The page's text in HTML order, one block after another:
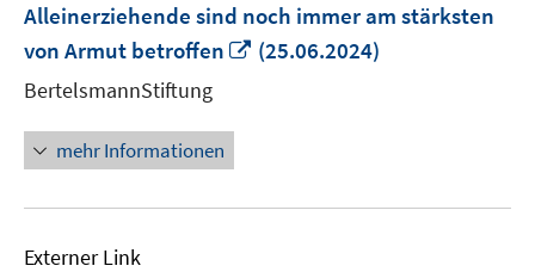
Alleinerziehende sind noch immer am stärksten
von Armut betroffen
In
(25.06.2024)
BertelsmannStiftung
mehr Informationen
Externer Link